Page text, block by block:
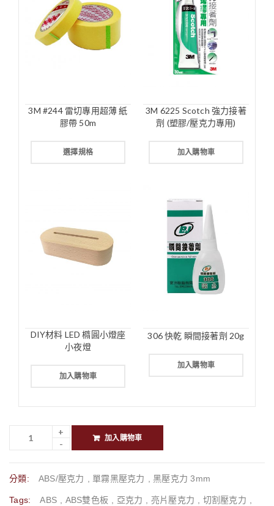
3M #244 雷切專用超薄 紙
膠帶 50m
選擇規格
3M 6225 Scotch 強力接著
劑 (塑膠/壓克力專用)
加入購物車
DIY材料 LED 橢圓小燈座
小夜燈
加入購物車
306 快乾 瞬間接著劑 20g
加入購物車
加入購物車
分類: ABS/壓克力 , 單霧黑壓克力 , 黑壓克力 3mm
Tags: ABS , ABS雙色板 , 亞克力 , 亮片壓克力 , 切割壓克力 ,